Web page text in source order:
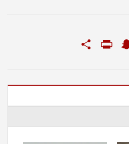
Snapchat
PrintFriendly